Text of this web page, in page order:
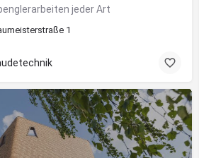
jeder Art
1